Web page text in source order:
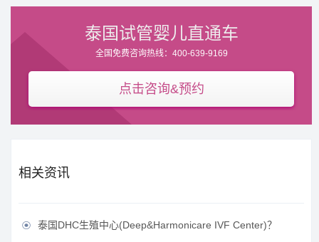
泰国试管婴儿直通车
全国免费咨询热线：400-639-9169
点击咨询&预约
相关资讯
 泰国DHC生殖中心(Deep&Harmonicare IVF Center)？